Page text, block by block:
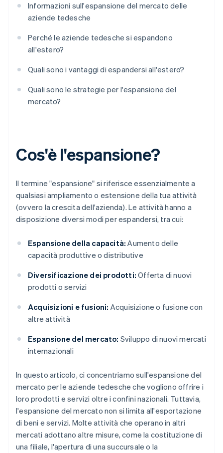
Informazioni sull'espansione del mercato delle
aziende tedesche
Perché le aziende tedesche si espandono
all'estero?
Quali sono i vantaggi di espandersi all'estero?
Quali sono le strategie per l'espansione del
mercato?
Cos'è l'espansione?
Il termine "espansione" si riferisce essenzialmente a
qualsiasi ampliamento o estensione della tua attività
(ovvero la crescita dell'azienda). Le attività hanno a
disposizione diversi modi per espandersi, tra cui:
Espansione della capacità: Aumento delle
capacità produttive o distributive
Diversificazione dei prodotti: Offerta di nuovi
prodotti o servizi
Acquisizioni e fusioni: Acquisizione o fusione con
altre attività
Espansione del mercato: Sviluppo di nuovi mercati
internazionali
In questo articolo, ci concentriamo sull'espansione del
mercato per le aziende tedesche che vogliono offrire i
loro prodotti e servizi oltre i confini nazionali. Tuttavia,
l'espansione del mercato non si limita all'esportazione
di beni e servizi. Molte attività che operano in altri
mercati adottano altre misure, come la costituzione di
una filiale, l'apertura di una succursale o la